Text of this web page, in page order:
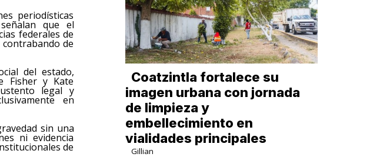
periodísticas
que el
federales de
de
del estado,
Fisher y Kate
legal y
en
sin una
ni evidencia
de
Coatzintla fortalece su
imagen urbana con jornada
de limpieza y
embellecimiento en
vialidades principales
Gillian